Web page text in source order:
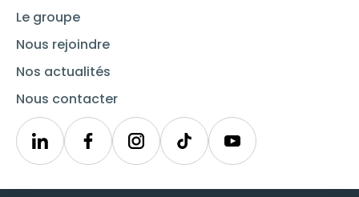
Le groupe
Nous rejoindre
Nos actualités
Nous contacter
LinkedinSynergieInstagramTikTok Youtube